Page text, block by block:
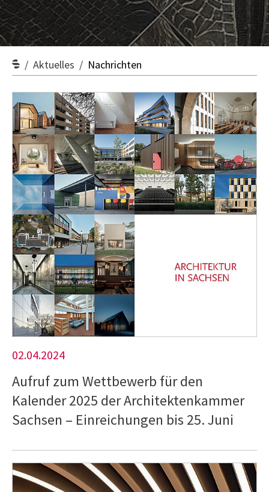
Aktuelles Nachrichten
02.04.2024
Aufruf zum Wettbewerb für den
Kalender 2025 der Architektenkammer
Sachsen – Einreichungen bis 25. Juni